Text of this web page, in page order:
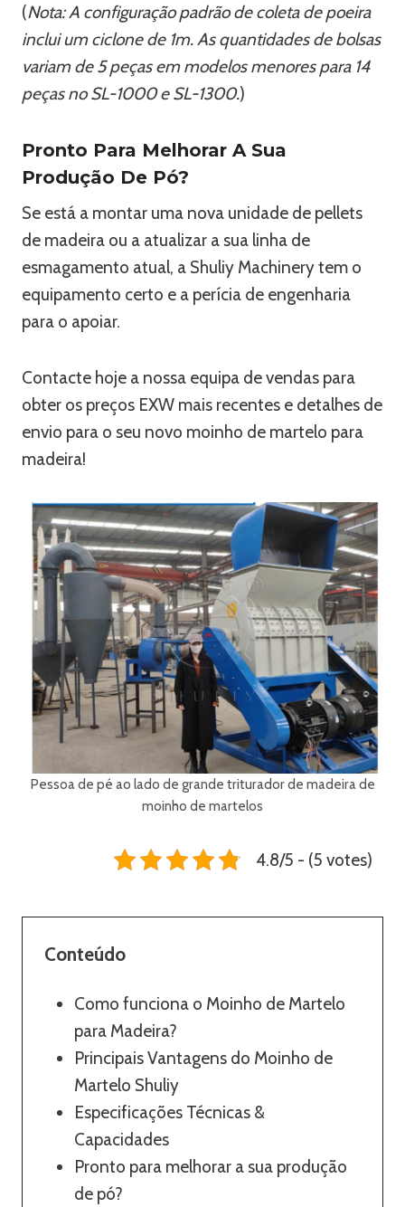
(Nota: A configuração padrão de coleta de poeira
inclui um ciclone de 1m. As quantidades de bolsas
variam de 5 peças em modelos menores para 14
peças no SL-1000 e SL-1300.)
Pronto Para Melhorar A Sua
Produção De Pó?
Se está a montar uma nova unidade de pellets
de madeira ou a atualizar a sua linha de
esmagamento atual, a Shuliy Machinery tem o
equipamento certo e a perícia de engenharia
para o apoiar.
Contacte hoje a nossa equipa de vendas para
obter os preços EXW mais recentes e detalhes de
envio para o seu novo moinho de martelo para
madeira!
Pessoa de pé ao lado de grande triturador de madeira de
moinho de martelos
4.8/5 - (5 votes)
Conteúdo
Como funciona o Moinho de Martelo
para Madeira?
Principais Vantagens do Moinho de
Martelo Shuliy
Especificações Técnicas &
Capacidades
Pronto para melhorar a sua produção
de pó?